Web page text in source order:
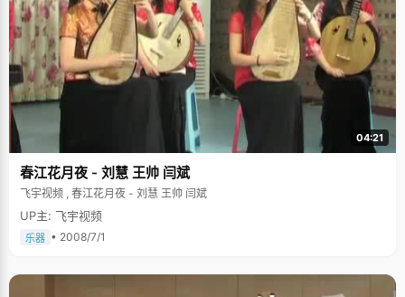
04:21
春江花月夜 - 刘慧 王帅 闫斌
飞宇视频 , 春江花月夜 - 刘慧 王帅 闫斌
UP主: 飞宇视频
乐器 • 2008/7/1